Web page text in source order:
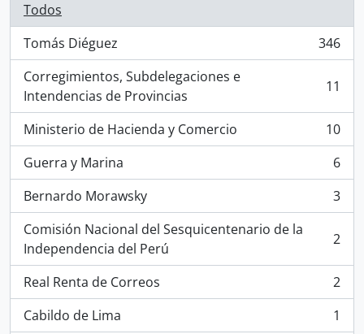
Todos
Tomás Diéguez
, 346 resultados
346
Corregimientos, Subdelegaciones e
Intendencias de Provincias
, 11 resultados 11
Ministerio de Hacienda y Comercio
, 10 resultados
10
Guerra y Marina
, 6 resultados
6
Bernardo Morawsky
, 3 resultados
3
Comisión Nacional del Sesquicentenario de la
Independencia del Perú
, 2 resultados 2
Real Renta de Correos
, 2 resultados
2
Cabildo de Lima
, 1 resultados
1